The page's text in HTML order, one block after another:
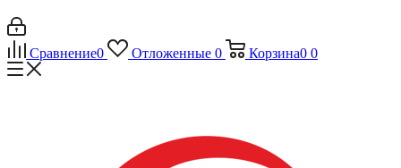
Сравнение0 Отложенные 0 Корзина0 0